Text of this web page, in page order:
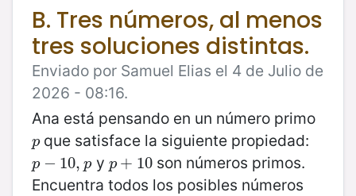
B. Tres números, al menos
tres soluciones distintas.
Enviado por Samuel Elias el 4 de Julio de
2026 - 08:16.
Ana está pensando en un número primo
p
pque satisface la siguiente propiedad:
p − 10, p
p −10,p y p + 10
p+10 son números primos.
Encuentra todos los posibles números